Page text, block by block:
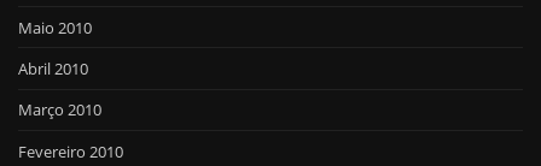
Maio 2010
Abril 2010
Março 2010
Fevereiro 2010